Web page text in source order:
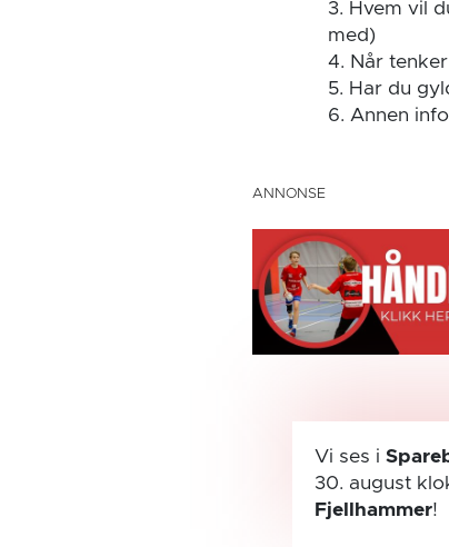
3. Hvem vil
med)
4. Når
5. Har du
6. Annen
Vi ses i
30. august
Fjellhammer!